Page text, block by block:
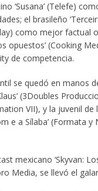
‘Susana’ (Telefe)
el brasileño
como mejor factual
opuestos’ (Cooking
de competencia.
se quedó en manos
(3Doubles
VII), y la juvenil de
e a Sílaba’ (Formata y
mexicano ‘Skyvan:
Media, se llevó el